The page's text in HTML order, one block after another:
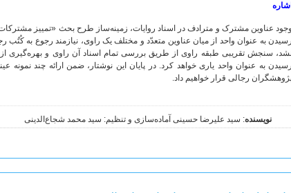
اشاره
وجود عناوین مشترک و مترادف در اسناد روایات، زمینه‌ساز طرح بحث «تمییز
رسیدن به عنوان واحد از میان عناوین متعدّد و مختلف یک راوی، نیازمند رجوع به
سنجش تقریبی طبقه راوی از طریق بررسی تمام اسناد آن راوی و بهره‌گیری
رسیدن به عنوان واحد یاری خواهد کرد. در پایان این نوشتار، ضمن ارائه چند نمونه
رجالی قرار خواهیم داد.
نویسنده: سید علیرضا حسینی آماده‌سازی و تنظیم: سید محمد شجاع‌الدینی